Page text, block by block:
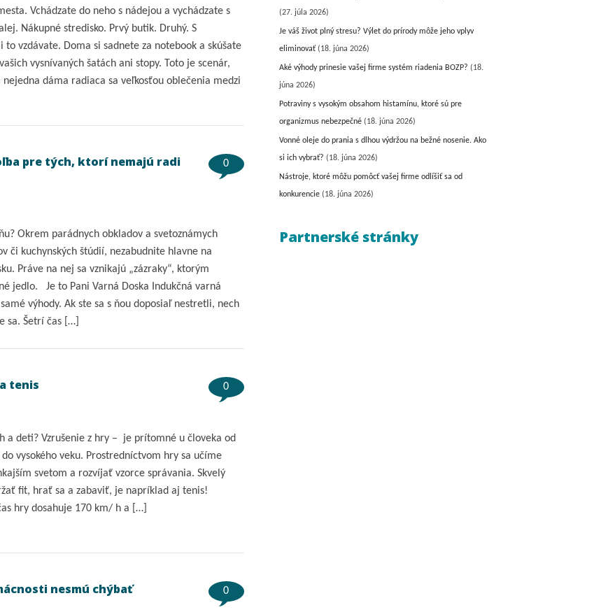
Vchádzate do neho s nádejou a vychádzate s
Nákupné stredisko. Prvý butik. Druhý. S
to vzdávate. Doma si sadnete za notebook a skúšate
vysnívaných šatách ani stopy. Toto je scenár,
dáma radiaca sa veľkosťou oblečenia medzi
0
pre tých, ktorí nemajú radi
Okrem parádnych obkladov a svetoznámych
či kuchynských štúdií, nezabudnite hlavne na
Práve na nej sa vznikajú „zázraky“, ktorým
jedlo. Je to Pani Varná Doska Indukčná varná
výhody. Ak ste sa s ňou doposiaľ nestretli, nech
sa. Šetrí čas […]
0
tenis
a deti? Vzrušenie z hry – je prítomné u človeka od
vysokého veku. Prostredníctvom hry sa učíme
svetom a rozvíjať vzorce správania. Skvelý
fit, hrať sa a zabaviť, je napríklad aj tenis!
hry dosahuje 170 km/ h a […]
0
nesmú chýbať
(27. júla 2026)
Je váš život plný stresu? Výlet do prírody môže jeho vplyv
eliminovať (18. júna 2026)
Aké výhody prinesie vašej firme systém riadenia BOZP? (18.
júna 2026)
Potraviny s vysokým obsahom histamínu, ktoré sú pre
organizmus nebezpečné (18. júna 2026)
Vonné oleje do prania s dlhou výdržou na bežné nosenie. Ako
si ich vybrať? (18. júna 2026)
Nástroje, ktoré môžu pomôcť vašej firme odlíšiť sa od
konkurencie (18. júna 2026)
Partnerské stránky